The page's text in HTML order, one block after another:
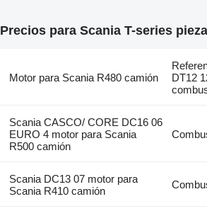
Precios para Scania T-series
Motor para Scania R480 camión
DT12
Scania CASCO/ CORE DC16 06
EURO 4 motor para Scania
R500 camión
Scania DC13 07 motor para
Scania R410 camión